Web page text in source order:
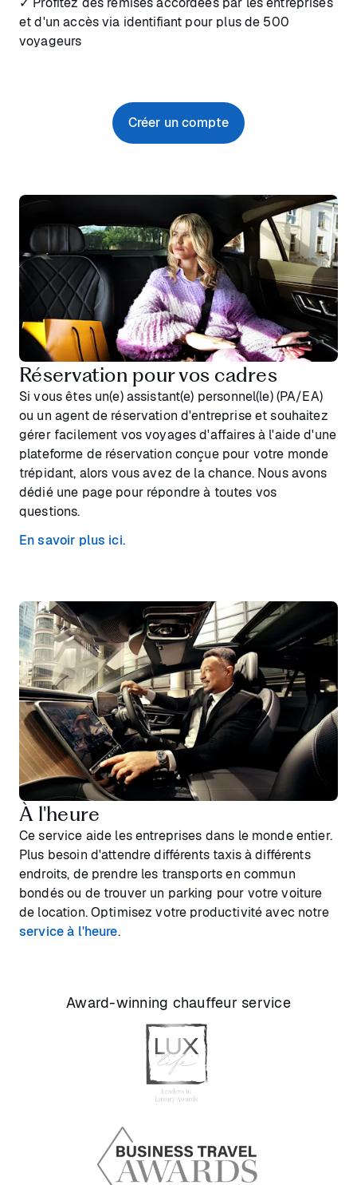
et d'un accès via identifiant pour plus de 500
voyageurs
Créer un compte
Réservation pour vos cadres
Si vous êtes un(e) assistant(e) personnel(le) (PA/EA)
ou un agent de réservation d'entreprise et souhaitez
gérer facilement vos voyages d'affaires à l'aide d'une
plateforme de réservation conçue pour votre monde
trépidant, alors vous avez de la chance. Nous avons
dédié une page pour répondre à toutes vos
questions.
En savoir plus ici.
À l'heure
Ce service aide les entreprises dans le monde entier.
Plus besoin d'attendre différents taxis à différents
endroits, de prendre les transports en commun
bondés ou de trouver un parking pour votre voiture
de location. Optimisez votre productivité avec notre
service à l'heure.
Award-winning chauffeur service